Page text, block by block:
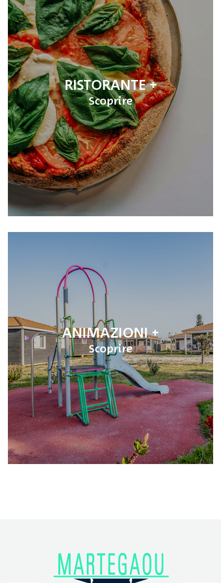
RISTORANTE
Scoprire
ANIMAZIONI
Scoprire